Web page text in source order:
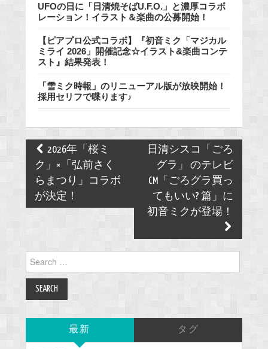
UFOの日に「日清焼そばU.F.O.」と濃厚コラボ
レーション！イラスト＆楽曲の公募開始！
【ピアプロ公式コラボ】『初音ミク「マジカル
ミライ 2026」開催記念☆イラスト&楽曲コンテ
スト』結果発表！
「雪ミク時報」のリニューアル版が放映開始！
採用セリフで喋ります♪
Post
navigation
2026年「桜ミ
ク」×「弘前さく
らまつり」コラボ
が決定！
日清シスコ「ごろ
グラ」 のテレビ
CM「ごろグラ買っ
てもいい? 篇」に
初音ミクが登場！
Search
for:
最新 タグ